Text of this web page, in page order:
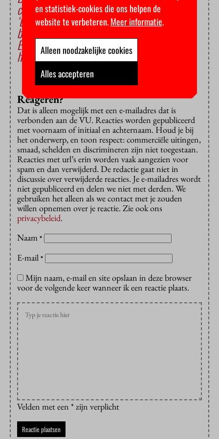
collegegeld betalen
‘Laat studentbestuurders geen collegegeld
betalen’
Erasmus Universiteit verliest rechtszaak om
hoog collegegeld
Reageren?
Dat is alleen mogelijk met een e-mailadres dat is
verbonden aan de VU. Reacties worden gepubliceerd
met voornaam of initiaal en achternaam. Houd je bij
het onderwerp, en toon respect: commerciële uitingen,
smaad, schelden en discrimineren zijn niet toegestaan.
Reacties met url’s erin worden vaak aangezien voor
spam en dan verwijderd. De redactie gaat niet in
discussie over verwijderde reacties. Je e-mailadres wordt
niet gepubliceerd en delen we niet met derden. We
gebruiken het alleen als we contact met je zouden
willen opnemen over je reactie. Zie ook ons
privacybeleid.
Naam *
E-mail *
Mijn naam, e-mail en site opslaan in deze browser
voor de volgende keer wanneer ik een reactie plaats.
Velden met een * zijn verplicht
en statistiek-cookies die ons helpen de
website te verbeteren.Meer informatie.
Alleen noodzakelijke cookies
Alles accepteren